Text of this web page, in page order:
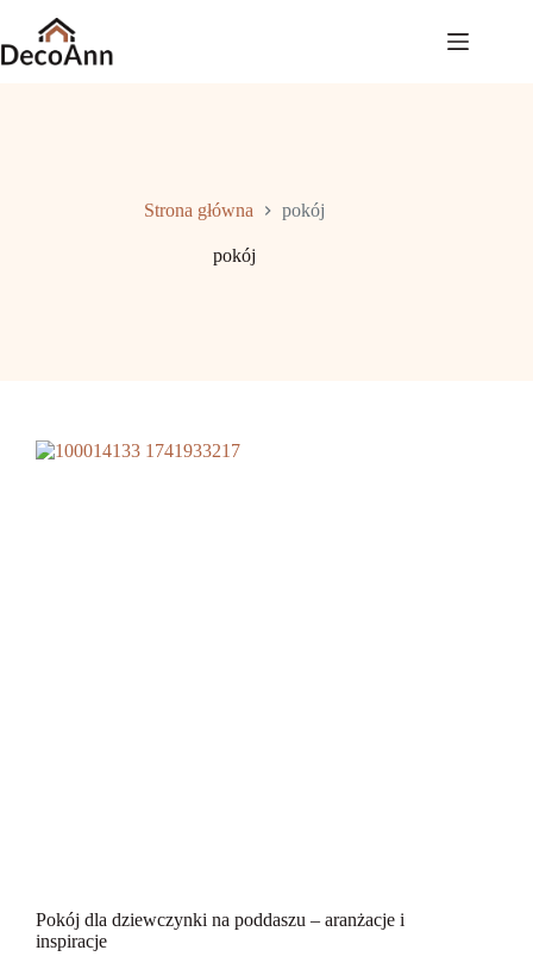
treści
Strona główna pokój
pokój
Pokój dla dziewczynki na poddaszu – aranżacje i
inspiracje